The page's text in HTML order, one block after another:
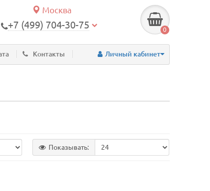
Москва
+7 (499) 704-30-75 0
Контакты Личный кабинет
Показывать: